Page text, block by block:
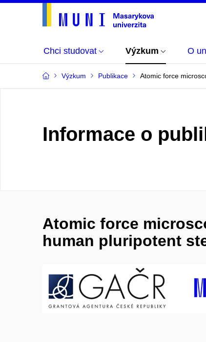
Chci studovat Výzkum O
Výzkum Publikace Atomic force
Informace o
Atomic force
human pluripotent